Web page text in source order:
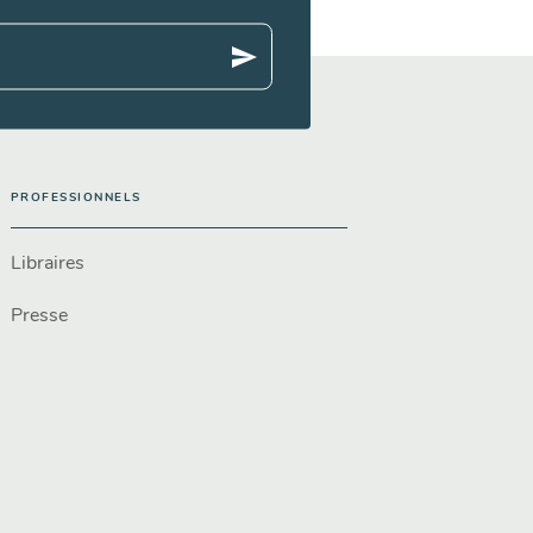
send
PROFESSIONNELS
Libraires
Presse